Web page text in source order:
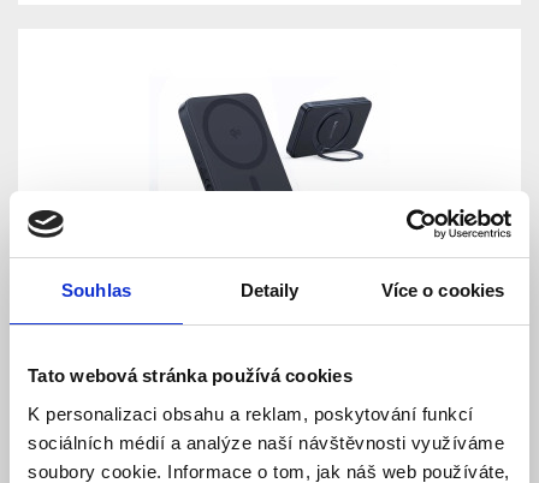
Souhlas Detaily Více o cookies
Tato webová stránka používá cookies
K personalizaci obsahu a reklam, poskytování funkcí
sociálních médií a analýze naší návštěvnosti využíváme
soubory cookie. Informace o tom, jak náš web používáte,
Bezdrátová powerbanka Baseus PicoGo Qi2
5000mAh, 20W černá
Detail Do košíku